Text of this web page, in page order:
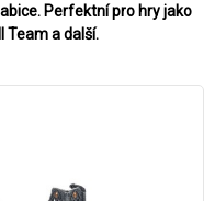
Perfektní pro hry jako
Team a další.